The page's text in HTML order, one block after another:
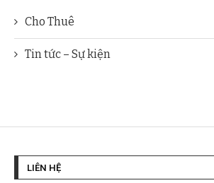
Cho Thuê
Tin tức – Sự kiện
LIÊN HỆ